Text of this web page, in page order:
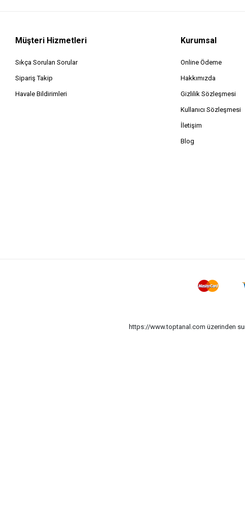
Müşteri Hizmetleri
Sıkça Sorulan Sorular
Sipariş Takip
Havale Bildirimleri
Kurumsal
Online Ödeme
Hakkımızda
Gizlilik Sözleşmesi
Kullanıcı Sözleşmesi
İletişim
Blog
https://www.toptanal.com üzerinden